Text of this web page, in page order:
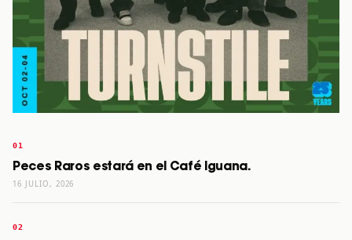
Peces Raros estará en el Café Iguana.
16 JULIO, 2026